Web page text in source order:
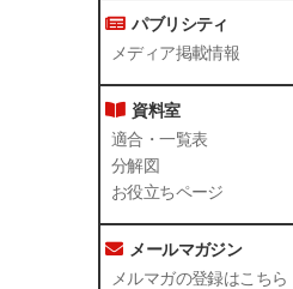
パブリシティ
メディア掲載情報
資料室
適合・一覧表
分解図
お役立ちページ
メールマガジン
メルマガの登録はこちら